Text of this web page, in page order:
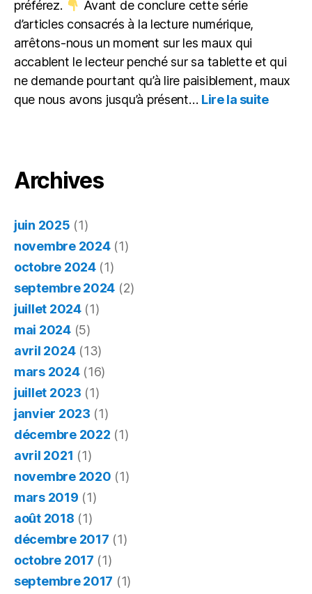
préférez.
Avant de conclure cette série
d’articles consacrés à la lecture numérique,
arrêtons-nous un moment sur les maux qui
accablent le lecteur penché sur sa tablette et qui
ne demande pourtant qu’à lire paisiblement, maux
que nous avons jusqu’à présent… Lire la suite:
Archives
juin 2025 (1)
novembre 2024(1)
octobre 2024(1)
septembre 2024 (2)
juillet 2024(1)
mai 2024(5)
avril 2024(13)
mars 2024(16)
juillet 2023 (1)
janvier 2023 (1)
décembre 2022 (1)
avril 2021 (1)
novembre 2020 (1)
mars 2019 (1)
août 2018 (1)
décembre 2017 (1)
octobre 2017 (1)
septembre 2017 (1)